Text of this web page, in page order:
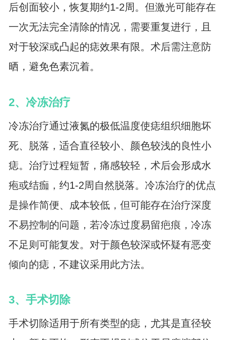
后创面较小，恢复期约1-2周。但激光可能存在
一次无法完全清除的情况，需要重复进行，且
对于较深或凸起的痣效果有限。术后需注意防
晒，避免色素沉着。
2、冷冻治疗
冷冻治疗通过液氮的极低温度使痣组织细胞坏
死、脱落，适合直径较小、颜色较浅的良性小
痣。治疗过程短暂，痛感较轻，术后会形成水
疱或结痂，约1-2周自然脱落。冷冻治疗的优点
是操作简便、成本较低，但可能存在治疗深度
不易控制的问题，若冷冻过度易留疤痕，冷冻
不足则可能复发。对于颜色较深或怀疑有恶变
倾向的痣，不建议采用此方法。
3、手术切除
手术切除适用于所有类型的痣，尤其是直径较